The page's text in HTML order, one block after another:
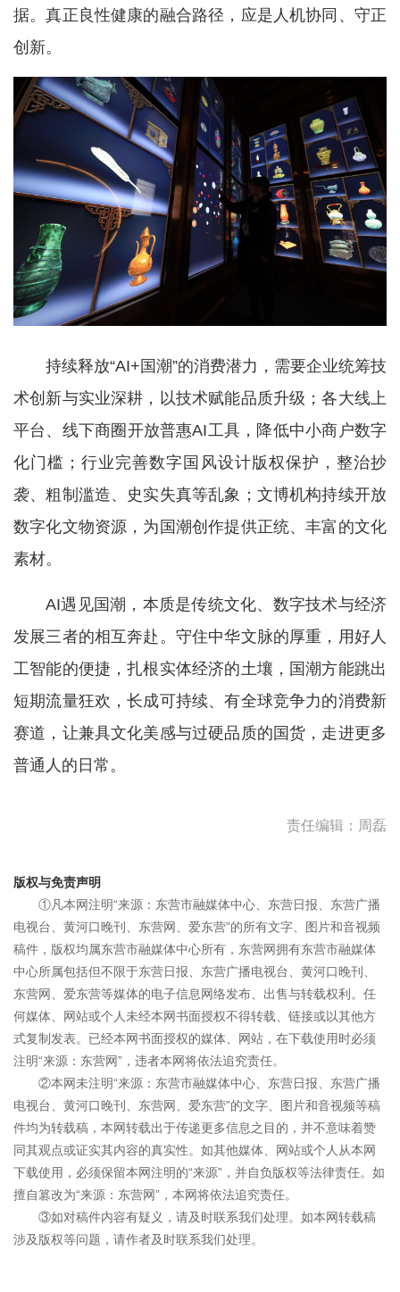
据。真正良性健康的融合路径，应是人机协同、守正
创新。
持续释放“AI+国潮”的消费潜力，需要企业统筹技
术创新与实业深耕，以技术赋能品质升级；各大线上
平台、线下商圈开放普惠AI工具，降低中小商户数字
化门槛；行业完善数字国风设计版权保护，整治抄
袭、粗制滥造、史实失真等乱象；文博机构持续开放
数字化文物资源，为国潮创作提供正统、丰富的文化
素材。
AI遇见国潮，本质是传统文化、数字技术与经济
发展三者的相互奔赴。守住中华文脉的厚重，用好人
工智能的便捷，扎根实体经济的土壤，国潮方能跳出
短期流量狂欢，长成可持续、有全球竞争力的消费新
赛道，让兼具文化美感与过硬品质的国货，走进更多
普通人的日常。
责任编辑：周磊
版权与免责声明
①凡本网注明“来源：东营市融媒体中心、东营日报、东营广播
电视台、黄河口晚刊、东营网、爱东营”的所有文字、图片和音视频
稿件，版权均属东营市融媒体中心所有，东营网拥有东营市融媒体
中心所属包括但不限于东营日报、东营广播电视台、黄河口晚刊、
东营网、爱东营等媒体的电子信息网络发布、出售与转载权利。任
何媒体、网站或个人未经本网书面授权不得转载、链接或以其他方
式复制发表。已经本网书面授权的媒体、网站，在下载使用时必须
注明“来源：东营网”，违者本网将依法追究责任。
②本网未注明“来源：东营市融媒体中心、东营日报、东营广播
电视台、黄河口晚刊、东营网、爱东营”的文字、图片和音视频等稿
件均为转载稿，本网转载出于传递更多信息之目的，并不意味着赞
同其观点或证实其内容的真实性。如其他媒体、网站或个人从本网
下载使用，必须保留本网注明的“来源”，并自负版权等法律责任。如
擅自篡改为“来源：东营网”，本网将依法追究责任。
③如对稿件内容有疑义，请及时联系我们处理。如本网转载稿
涉及版权等问题，请作者及时联系我们处理。